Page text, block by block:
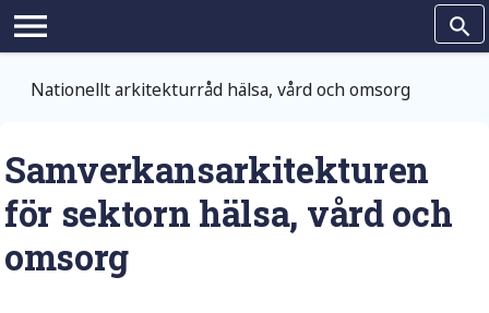
Hoppa till huvudinnehållet
menu search
Nationellt arkitekturråd hälsa, vård och omsorg
Samverkansarkitekturen
för sektorn hälsa, vård och
omsorg